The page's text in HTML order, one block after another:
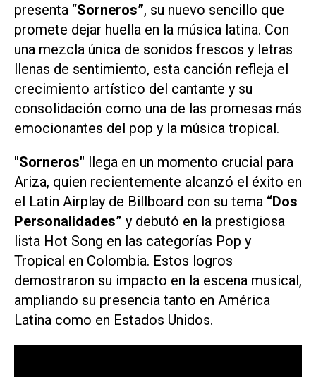
presenta “Sorneros”, su nuevo sencillo que
promete dejar huella en la música latina. Con
una mezcla única de sonidos frescos y letras
llenas de sentimiento, esta canción refleja el
crecimiento artístico del cantante y su
consolidación como una de las promesas más
emocionantes del pop y la música tropical.
"Sorneros" llega en un momento crucial para
Ariza, quien recientemente alcanzó el éxito en
el Latin Airplay de Billboard con su tema “Dos
Personalidades” y debutó en la prestigiosa
lista Hot Song en las categorías Pop y
Tropical en Colombia. Estos logros
demostraron su impacto en la escena musical,
ampliando su presencia tanto en América
Latina como en Estados Unidos.